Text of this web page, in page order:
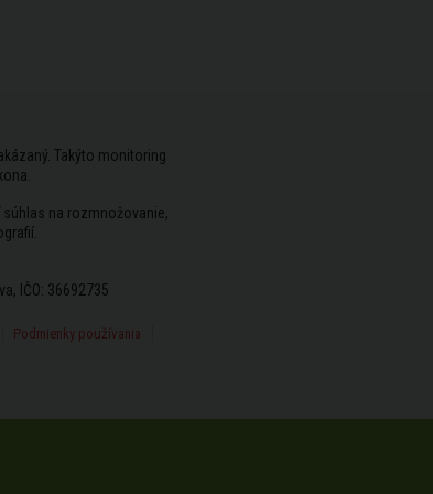
Takýto monitoring
súhlas na rozmnožovanie,
IČO: 36692735
Podmienky používania